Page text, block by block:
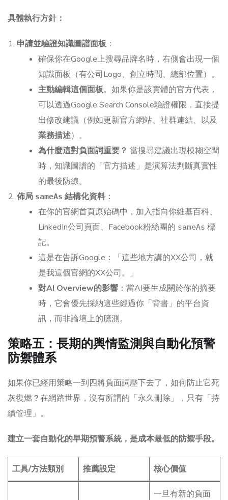
具體執行方針：
申請並驗證知識圖譜面板 ：
確保你在Google上搜尋品牌名時，右側會出現一個
知識面板（有公司Logo、創立時間、總部位置）。
主動編輯這個面板。如果你是該實體的官方代表，
可以透過Google Search Console驗證權限，直接提
出修改建議（例如更新官方網站、社群連結、以及
業務描述）。
為什麼這對負面詞重要？ 當搜尋建議出現模糊空間
時，知識圖譜的「官方描述」是演算法判斷真實性
的最後防線。
佈局 sameAs 結構化資料 ：
在你的官網首頁原始碼中，加入指向你維基百科、
LinkedIn公司頁面、Facebook粉絲團的 sameAs 標
記。
這是在告訴Google：「這些地方講的XX公司，就
是我這個官網的XX公司。」
對AI Overview的影響 ：當AI要生成關於你的摘要
時，它會優先採納這些經過你「背書」的平台資
訊，而非論壇上的臆測。
策略五：長期的輿情監測與自動化預警
防禦體系
如果你已經用策略一到四將負面詞壓下去了，如何防止它死
灰復燃？在網路世界，沒有所謂的「永久刪除」，只有「持
續管理」。
建立一套自動化的早期預警系統，是成本最低的防禦手段。
工具/方法類別 推薦設定 核心價值
一旦有新的負面